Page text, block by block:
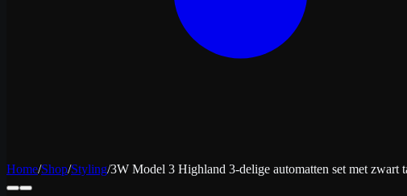
Home/Shop/Styling/3W Model 3 Highland 3-delige automatten set met zwart